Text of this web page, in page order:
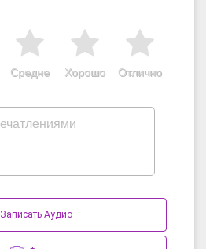
Отлично
Хорошо
Средне
Записать Аудио